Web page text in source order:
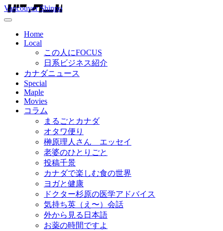
Vancouver Shinpo
Home
Local
この人にFOCUS
日系ビジネス紹介
カナダニュース
Special
Maple
Movies
コラム
まるごとカナダ
オタワ便り
榊原理人さん エッセイ
老婆のひとりごと
投稿千景
カナダで楽しむ食の世界
ヨガと健康
ドクター杉原の医学アドバイス
気持ち英（え〜）会話
外から見る日本語
お薬の時間ですよ